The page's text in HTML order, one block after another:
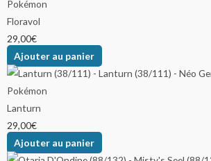
Floravol
29,00€
Ajouter au panier
Lanturn
29,00€
Ajouter au panier